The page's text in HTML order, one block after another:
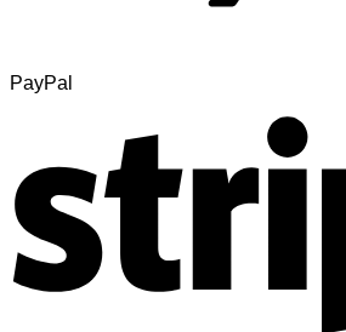
PayPal